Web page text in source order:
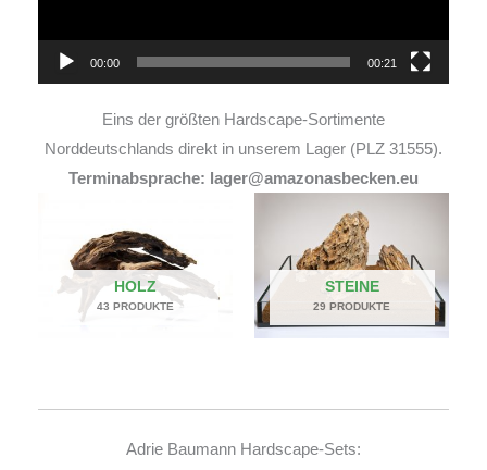
00:00 00:21
Eins der größten Hardscape-Sortimente
Norddeutschlands direkt in unserem Lager (PLZ 31555).
Terminabsprache: lager@amazonasbecken.eu
HOLZ
43 PRODUKTE
STEINE
29 PRODUKTE
Adrie Baumann Hardscape-Sets: